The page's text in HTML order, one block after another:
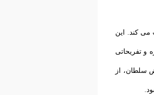
می کند. این
و تفریحاتی
سلطان، از